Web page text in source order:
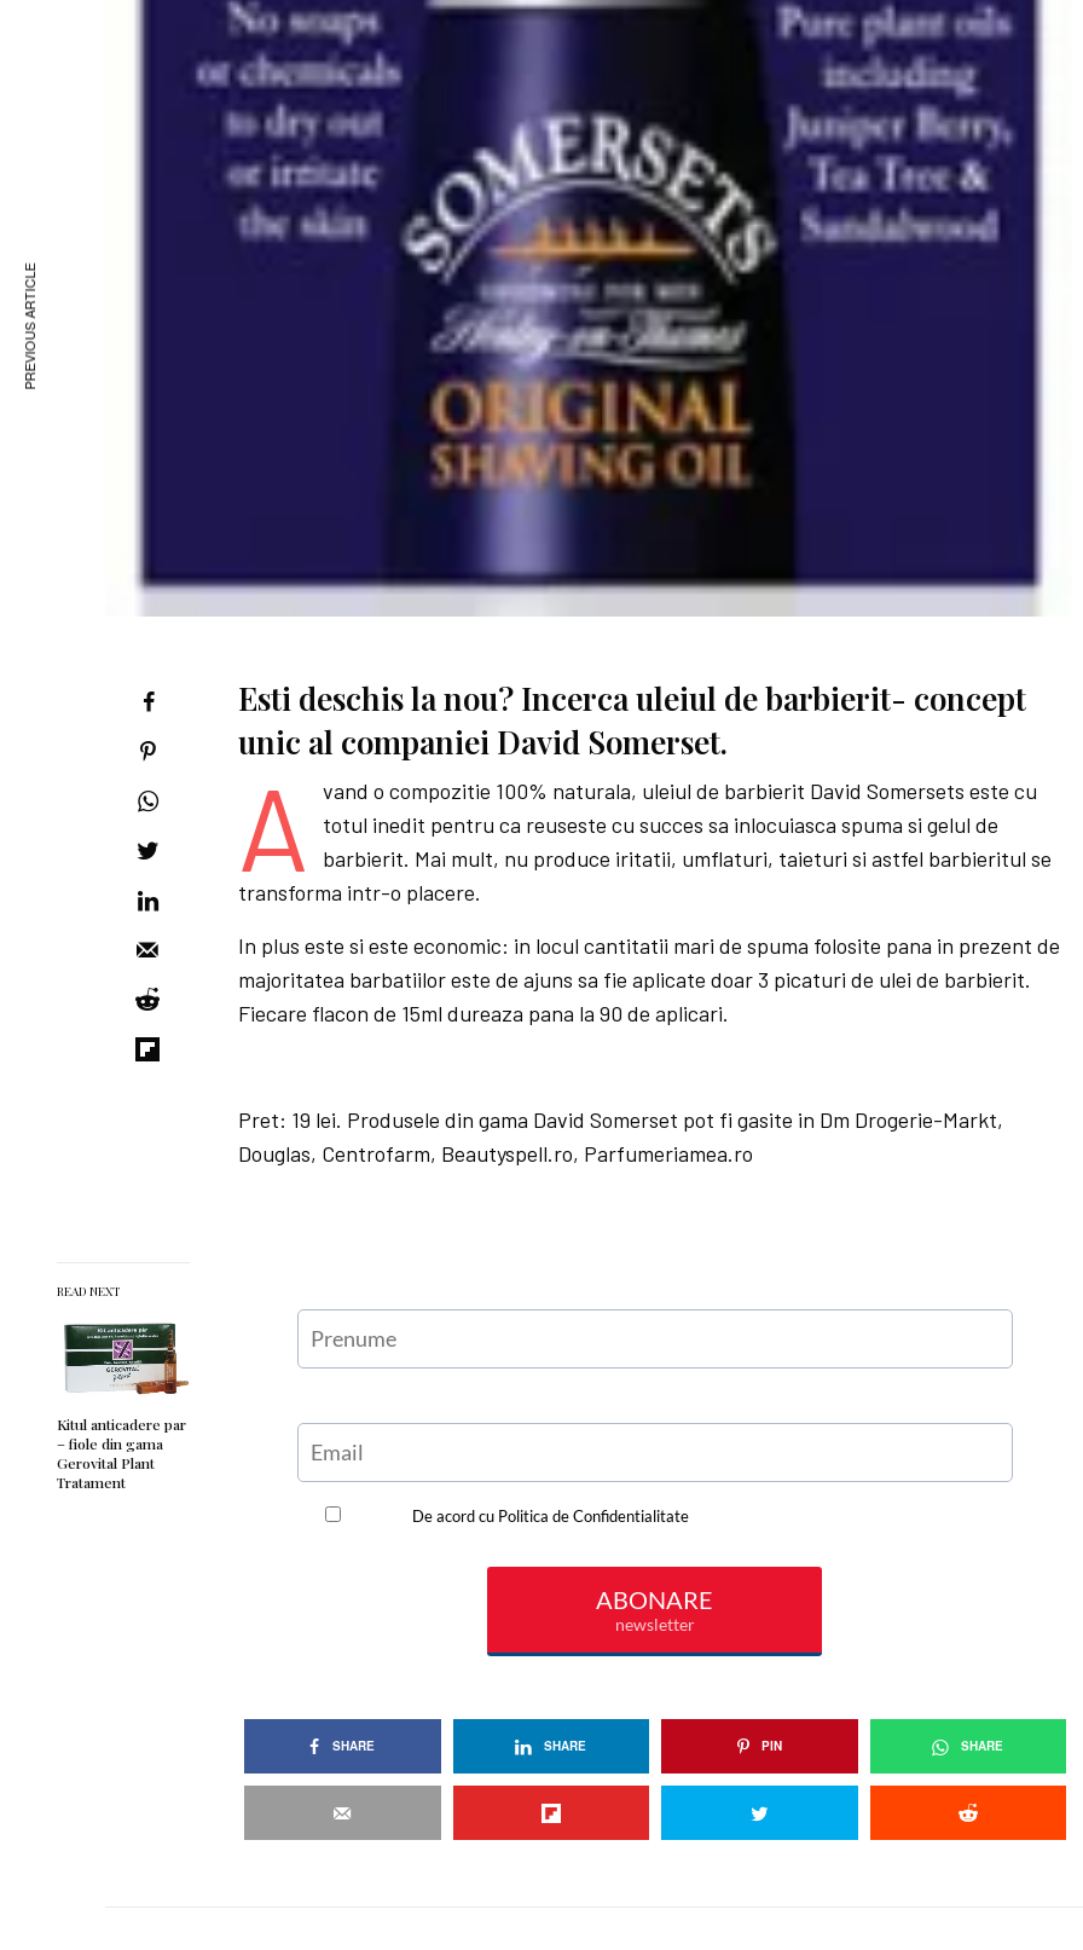
READ NEXT
Kitul anticadere par
– fiole din gama
Gerovital Plant
Tratament
Esti deschis la nou? Incerca uleiul de barbierit- concept
unic al companiei David Somerset.
A
vand o compozitie 100% naturala, uleiul de barbierit David Somersets este cu
totul inedit pentru ca reuseste cu succes sa inlocuiasca spuma si gelul de
barbierit. Mai mult, nu produce iritatii, umflaturi, taieturi si astfel barbieritul se
transforma intr-o placere.
In plus este si este economic: in locul cantitatii mari de spuma folosite pana in prezent de
majoritatea barbatiilor este de ajuns sa fie aplicate doar 3 picaturi de ulei de barbierit.
Fiecare flacon de 15ml dureaza pana la 90 de aplicari.
Pret: 19 lei. Produsele din gama David Somerset pot fi gasite in Dm Drogerie-Markt,
Douglas, Centrofarm, Beautyspell.ro, Parfumeriamea.ro
SHARE SHARE PIN SHARE
PREVIOUS ARTICLE